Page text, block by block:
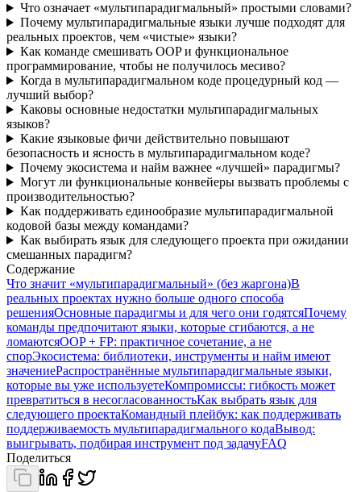
Что означает «мультипарадигмальный» простыми словами?
Почему мультипарадигмальные языки лучше подходят для
реальных проектов, чем «чистые» языки?
Как команде смешивать OOP и функциональное
программирование, чтобы не получилось месиво?
Когда в мультипарадигмальном коде процедурный код —
лучший выбор?
Каковы основные недостатки мультипарадигмальных
языков?
Какие языковые фичи действительно повышают
безопасность и ясность в мультипарадигмальном коде?
Почему экосистема и найм важнее «лучшей» парадигмы?
Могут ли функциональные конвейеры вызвать проблемы с
производительностью?
Как поддерживать единообразие мультипарадигмальной
кодовой базы между командами?
Как выбирать язык для следующего проекта при ожидании
смешанных парадигм?
Содержание
Что значит «мультипарадигмальный» (без жаргона)В
реальных проектах нужно больше одного способа
решенияОсновные парадигмы и для чего они годятсяПочему
команды предпочитают языки, которые сгибаются, а не
ломаютсяOOP + FP: практичное сочетание, а не
спорЭкосистема: библиотеки, инструменты и найм имеют
значениеРаспространённые мультипарадигмальные языки,
которые вы уже используетеКомпромиссы: гибкость может
превратиться в несогласованностьКак выбрать язык для
следующего проектаКомандный плейбук: как поддерживать
поддерживаемость мультипарадигмального кодаВывод:
выигрывать, подбирая инструмент под задачуFAQ
Поделиться